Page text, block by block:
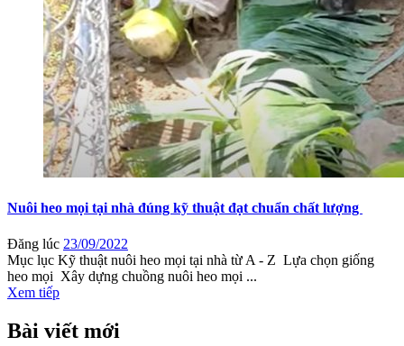
Nuôi heo mọi tại nhà đúng kỹ thuật đạt chuẩn chất lượng
Đăng lúc 23/09/2022
Mục lục Kỹ thuật nuôi heo mọi tại nhà từ A - Z Lựa chọn giống
heo mọi Xây dựng chuồng nuôi heo mọi ...
Xem tiếp
Bài viết mới